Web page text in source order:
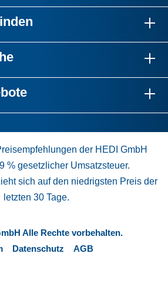
der HEDI GmbH
% gesetzlicher Umsatzsteuer.
sich auf den niedrigsten Preis der
letzten 30 Tage.
Alle Rechte vorbehalten.
Datenschutz AGB